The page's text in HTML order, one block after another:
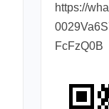
https://
FcFzQ0B